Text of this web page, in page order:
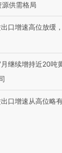
供需格局
口增速高位放缓
继续增持近20吨
口增速从高位略